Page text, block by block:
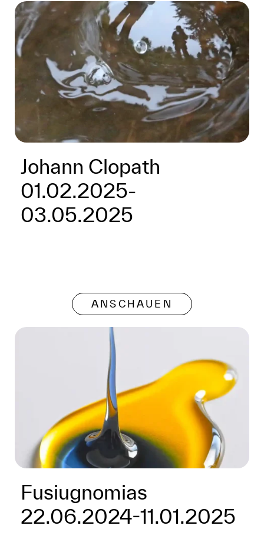
Johann Clopath
01.02.2025-
03.05.2025
ANSCHAUEN
Fusiugnomias
22.06.2024-11.01.2025